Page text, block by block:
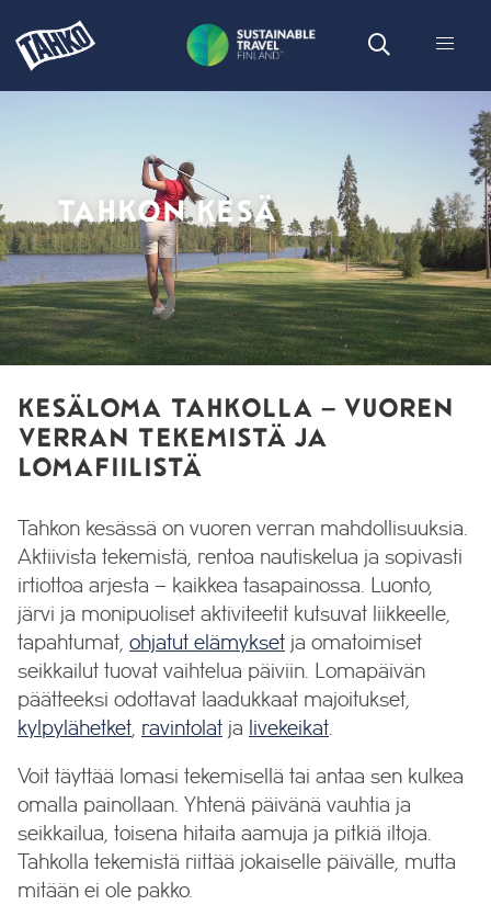
TAHKON KESÄ
KESÄLOMA TAHKOLLA – VUOREN
VERRAN TEKEMISTÄ JA
LOMAFIILISTÄ
Tahkon kesässä on vuoren verran mahdollisuuksia.
Aktiivista tekemistä, rentoa nautiskelua ja sopivasti
irtiottoa arjesta – kaikkea tasapainossa. Luonto,
järvi ja monipuoliset aktiviteetit kutsuvat liikkeelle,
tapahtumat, ohjatut elämykset ja omatoimiset
seikkailut tuovat vaihtelua päiviin. Lomapäivän
päätteeksi odottavat laadukkaat majoitukset,
kylpylähetket ravintolat ja livekeikat
Voit täyttää lomasi tekemisellä tai antaa sen kulkea
omalla painollaan. Yhtenä päivänä vauhtia ja
seikkailua, toisena hitaita aamuja ja pitkiä iltoja.
Tahkolla tekemistä riittää jokaiselle päivälle, mutta
mitään ei ole pakko.